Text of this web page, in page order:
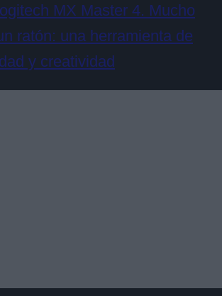
MX Master 4. Mucho
ratón: una herramienta de
y creatividad